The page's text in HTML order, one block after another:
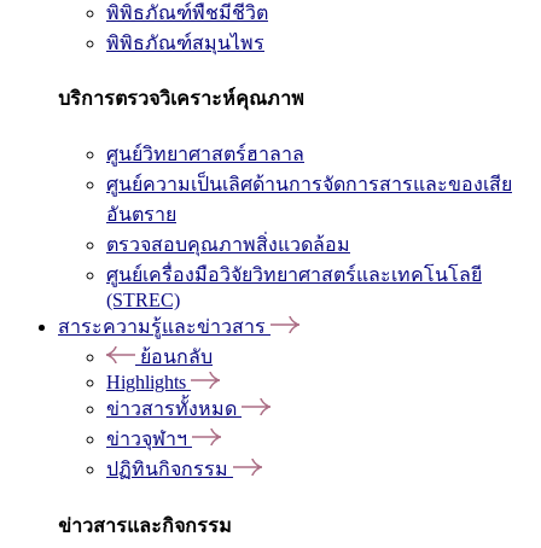
พิพิธภัณฑ์พืชมีชีวิต
พิพิธภัณฑ์สมุนไพร
บริการตรวจวิเคราะห์คุณภาพ
ศูนย์วิทยาศาสตร์ฮาลาล
ศูนย์ความเป็นเลิศด้านการจัดการสารและของเสีย
อันตราย
ตรวจสอบคุณภาพสิ่งแวดล้อม
ศูนย์เครื่องมือวิจัยวิทยาศาสตร์และเทคโนโลยี
(STREC)
สาระความรู้และข่าวสาร
ย้อนกลับ
Highlights
ข่าวสารทั้งหมด
ข่าวจุฬาฯ
ปฏิทินกิจกรรม
ข่าวสารและกิจกรรม